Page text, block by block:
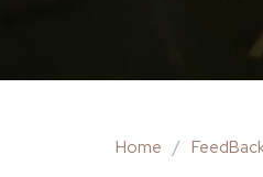
Home /